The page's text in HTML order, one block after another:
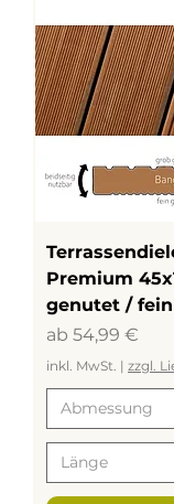
Premium
genutet /
ab 54,99 €
Sale-Preis
inkl. MwSt. | zzgl.